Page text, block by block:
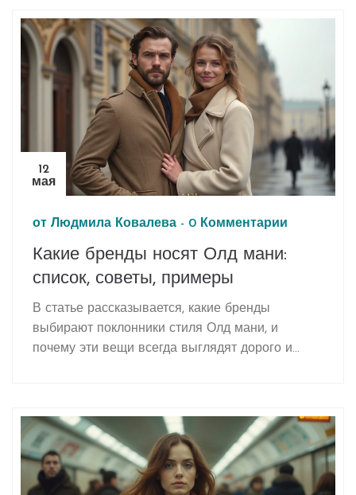
советы, как внедрить любимую эстетику в
гардероб. Примеры из современной жизни и
подсказки по подбору вещей сделают понятия
простыми даже для новичков. Погрузимся в
мир эстетик без сложных теорий и громких
12
мая
от Людмила Ковалева - 0 Комментарии
Какие бренды носят Олд мани:
список, советы, примеры
В статье рассказывается, какие бренды
выбирают поклонники стиля Олд мани, и
почему эти вещи всегда выглядят дорого и
Читатели узнают, по каким признакам выбирать
вещи и какие детали важны для этого стиля.
Даются советы по комбинированию одежды,
чтобы выглядеть элегантно без риска